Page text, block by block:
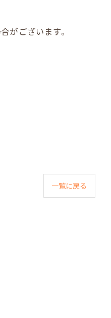
がございます。
一覧に戻る